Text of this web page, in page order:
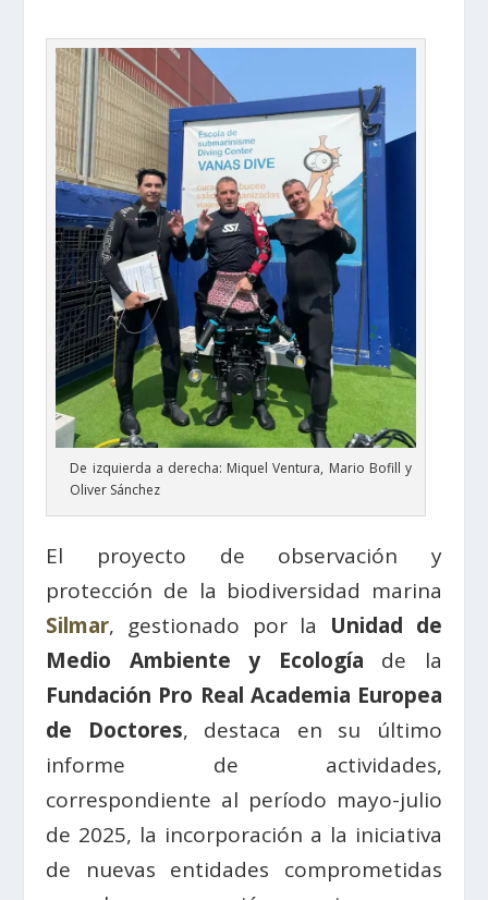
De izquierda a derecha: Miquel Ventura, Mario Bofill y
Oliver Sánchez
El proyecto de observación y
protección de la biodiversidad marina
Silmar, gestionado por la Unidad de
Medio Ambiente y Ecología de la
Fundación Pro Real Academia Europea
de Doctores, destaca en su último
informe de actividades,
correspondiente al período mayo-julio
de 2025, la incorporación a la iniciativa
de nuevas entidades comprometidas